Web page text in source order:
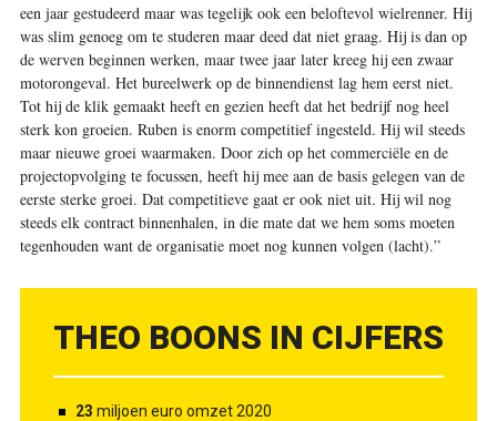
een jaar gestudeerd maar was tegelijk ook een beloftevol wielrenner. Hij
was slim genoeg om te studeren maar deed dat niet graag. Hij is dan op
de werven beginnen werken, maar twee jaar later kreeg hij een zwaar
motorongeval. Het bureelwerk op de binnendienst lag hem eerst niet.
Tot hij de klik gemaakt heeft en gezien heeft dat het bedrijf nog heel
sterk kon groeien. Ruben is enorm competitief ingesteld. Hij wil steeds
maar nieuwe groei waarmaken. Door zich op het commerciële en de
projectopvolging te focussen, heeft hij mee aan de basis gelegen van de
eerste sterke groei. Dat competitieve gaat er ook niet uit. Hij wil nog
steeds elk contract binnenhalen, in die mate dat we hem soms moeten
tegenhouden want de organisatie moet nog kunnen volgen (lacht).”
THEO BOONS IN CIJFERS
23 miljoen euro omzet 2020